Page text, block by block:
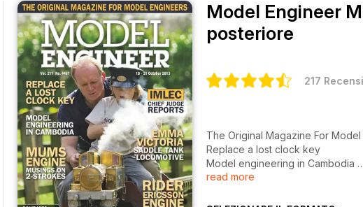
Model Engineer
posteriore
217
The Original Magazine For Model
Replace a lost clock key
Model engineering in Cambodia
Mums engine musings on 2-
read more